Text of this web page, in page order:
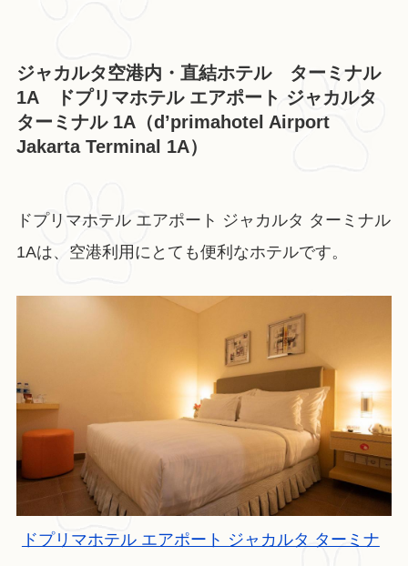
ジャカルタ空港内・直結ホテル ターミナル
1A ドプリマホテル エアポート ジャカルタ
ターミナル 1A（d’primahotel Airport
Jakarta Terminal 1A）
ドプリマホテル エアポート ジャカルタ ターミナル
1Aは、空港利用にとても便利なホテルです。
ドプリマホテル エアポート ジャカルタ ターミナ